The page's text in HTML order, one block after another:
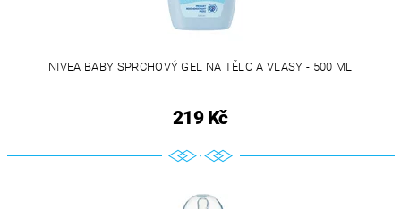
NIVEA BABY SPRCHOVÝ GEL NA TĚLO A VLASY - 500 ML
219 Kč